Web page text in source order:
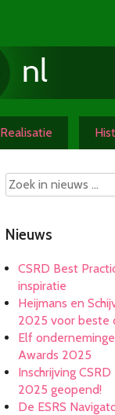
Realisatie
Nieuws
CSRD Best
inspiratie
Heijmans en
2025 voor beste
Elf
Awards 2025
Inschrijving
2025 geopend!
De ESRS